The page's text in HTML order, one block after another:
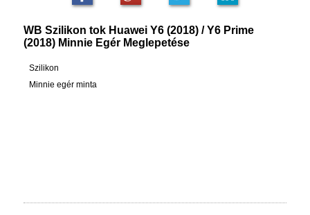
WB Szilikon tok Huawei Y6 (2018) / Y6 Prime
(2018) Minnie Egér Meglepetése
Szilikon
Minnie egér minta